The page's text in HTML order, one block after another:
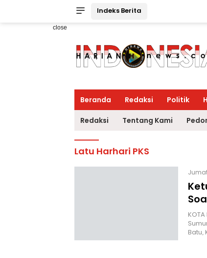
Indeks Berita
close
Beranda Redaksi Politik
Redaksi Tentang Kami
Latu Harhari PKS